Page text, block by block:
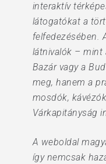
interaktív
látogatókat a
felfedezésében.
látnivalók – mint
Bazár vagy a
meg, hanem a
mosdók,
Várkapitányság
A weboldal
így nemcsak